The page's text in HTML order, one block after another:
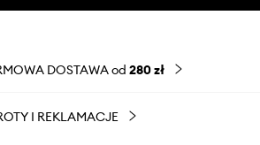
DOSTAWA od 280 zł
I REKLAMACJE